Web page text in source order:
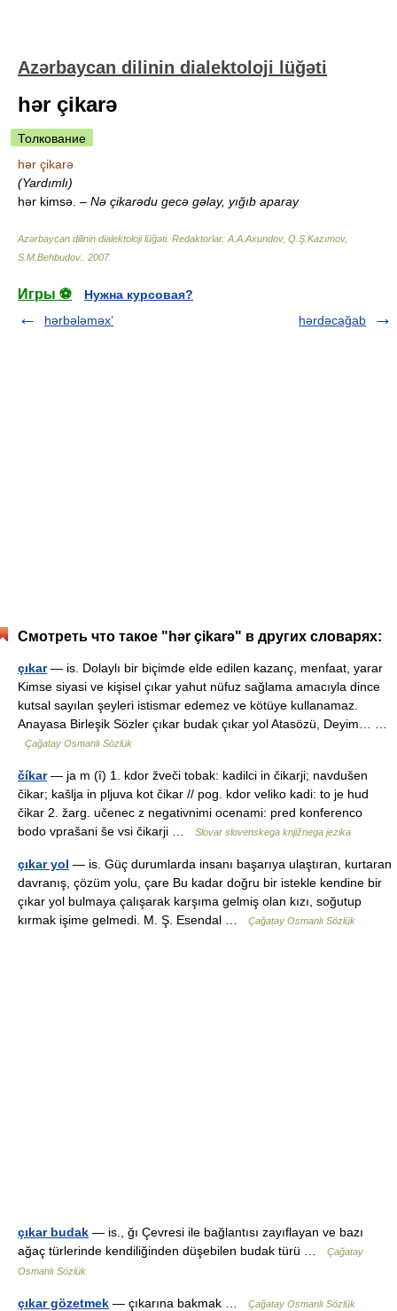
Azərbaycan dilinin dialektoloji lüğəti
hər çikarə
Толкование
hər çikarə
(Yardımlı)
hər kimsə. – Nə çikarədu gecə gəlay, yığıb aparay
Azərbaycan dilinin dialektoloji lüğəti. Redaktorlar: A.A.Axundov, Q.Ş.Kazımov,
S.M.Behbudov.
2007.
Игры ⚽
Нужна курсовая?
hərbələməx’
hərdəcağab
Смотреть что такое "hər çikarə" в других словарях:
çıkar— is. Dolaylı bir biçimde elde edilen kazanç, menfaat, yarar
Kimse siyasi ve kişisel çıkar yahut nüfuz sağlama amacıyla dince
kutsal sayılan şeyleri istismar edemez ve kötüye kullanamaz.
Anayasa Birleşik Sözler çıkar budak çıkar yol Atasözü, Deyim… …
Çağatay Osmanlı Sözlük
číkar— ja m (ȋ) 1. kdor žveči tobak: kadilci in čikarji; navdušen
čikar; kašlja in pljuva kot čikar // pog. kdor veliko kadi: to je hud
čikar 2. žarg. učenec z negativnimi ocenami: pred konferenco
bodo vprašani še vsi čikarji …
Slovar slovenskega knjižnega jezika
çıkar yol — is. Güç durumlarda insanı başarıya ulaştıran, kurtaran
davranış, çözüm yolu, çare Bu kadar doğru bir istekle kendine bir
çıkar yol bulmaya çalışarak karşıma gelmiş olan kızı, soğutup
kırmak işime gelmedi. M. Ş. Esendal …
Çağatay Osmanlı Sözlük
çıkar budak — is., ğı Çevresi ile bağlantısı zayıflayan ve bazı
ağaç türlerinde kendiliğinden düşebilen budak türü …
Çağatay
Osmanlı Sözlük
çıkar gözetmek — çıkarına bakmak … Çağatay Osmanlı Sözlük